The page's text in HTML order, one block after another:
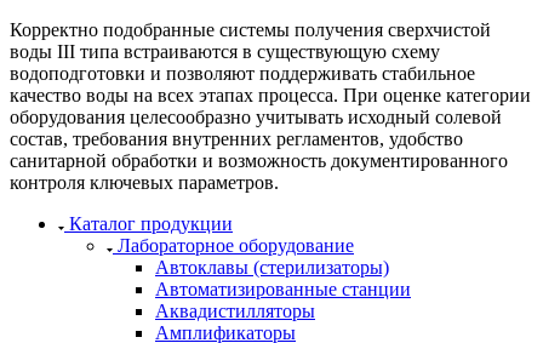
Корректно подобранные системы получения сверхчистой
воды III типа встраиваются в существующую схему
водоподготовки и позволяют поддерживать стабильное
качество воды на всех этапах процесса. При оценке категории
оборудования целесообразно учитывать исходный солевой
состав, требования внутренних регламентов, удобство
санитарной обработки и возможность документированного
контроля ключевых параметров.
Каталог продукции
Лабораторное оборудование
Автоклавы (стерилизаторы)
Автоматизированные станции
Аквадистилляторы
Амплификаторы